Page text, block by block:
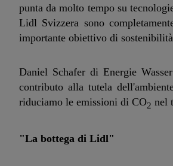
punta da molto tempo su
Lidl Svizzera sono
importante obiettivo di
Daniel Schafer di Energie
contributo alla tutela
riduciamo le emissioni di CO2 nel
"La bottega di Lidl"